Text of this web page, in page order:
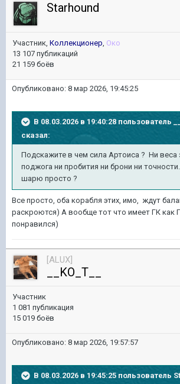
Starhound
Участник, Коллекционер, Око
13 107 публикаций
21 159 боёв
Опубликовано: 8 мар 2026, 19:45:25
В 08.03.2026 в 19:40:28 пользователь
сказал:
Подскажите в чем сила Артоиса ? Ни веса
поджога ни пробития ни брони ни
шарю просто ?
Все просто, оба корабля этих, имо, ждут
раскроются) А вообще тот что имеет ГК как
понравился)
[ALUX]
__KO_T__
Участник
1 081 публикация
15 019 боёв
Опубликовано: 8 мар 2026, 19:57:57
В 08.03.2026 в 19:45:25 пользователь